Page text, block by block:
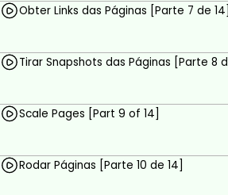
aprender!
Goals
Dimensionar, girar, dividir,
Obtenha imagens do PDF
Obter Links das Páginas [Parte 7 de 14]
Tirar Snapshots das Páginas [Parte 8
Scale Pages [Part 9 of 14]
Rodar Páginas [Parte 10 de 14]